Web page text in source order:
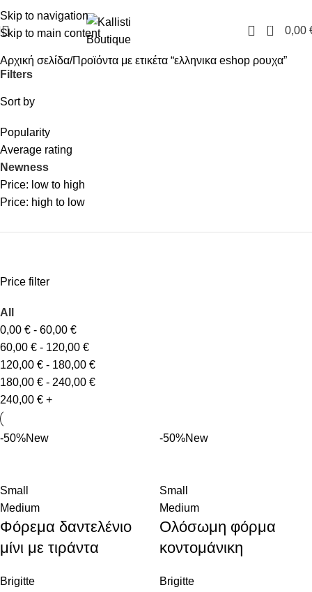
Skip to navigation
Skip to main content
0 0,00
Αρχική σελίδα Προϊόντα με ετικέτα “ελληνικα eshop ρουχα”
Filters
Sort by
Popularity
Average rating
Newness
Price: low to high
Price: high to low
Price filter
All
0,00 € - 60,00 €
60,00 € - 120,00 €
120,00 € - 180,00 €
180,00 € - 240,00 €
240,00 € +
-50%New
Small
Medium
Φόρεμα δαντελένιο
μίνι με τιράντα
Brigitte
-50%New
Small
Medium
Ολόσωμη φόρμα
κοντομάνικη
Brigitte